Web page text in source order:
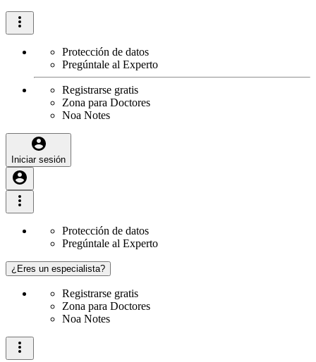
Protección de datos
Pregúntale al Experto
Registrarse gratis
Zona para Doctores
Noa Notes
Iniciar sesión
Protección de datos
Pregúntale al Experto
¿Eres un especialista?
Registrarse gratis
Zona para Doctores
Noa Notes